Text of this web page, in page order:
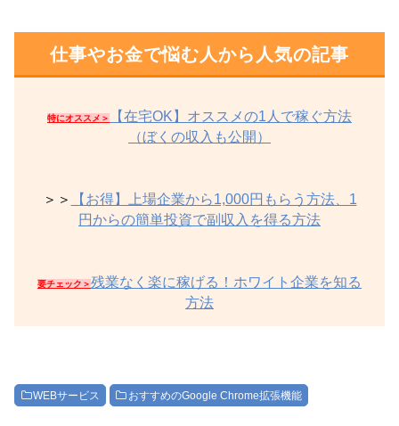
仕事やお金で悩む人から人気の記事
特にオススメ＞
【在宅OK】オススメの1人で稼ぐ方法
（ぼくの収入も公開）
＞＞
【お得】上場企業から1,000円もらう方法、1
円からの簡単投資で副収入を得る方法
要チェック＞残業なく楽に稼げる！ホワイト企業を知る
方法
WEBサービス おすすめのGoogle Chrome拡張機能